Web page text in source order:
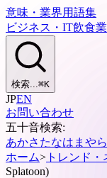
意味・業界用語集
ビジネス・IT飲食
検索...⌘K
JPEN
お問い合わせ
五十音検索:
あかさ たなは ま やら
ホーム> トレンド
Splatoon)